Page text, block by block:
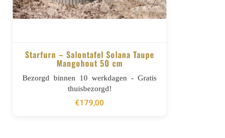
BESTELLEN
Starfurn – Salontafel Solana Taupe
Mangohout 50 cm
Bezorgd binnen 10 werkdagen - Gratis
thuisbezorgd!
€179,00